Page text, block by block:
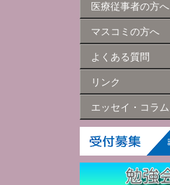
医療従事者の方へ
マスコミの方へ
よくある質問
リンク
エッセイ・コラム